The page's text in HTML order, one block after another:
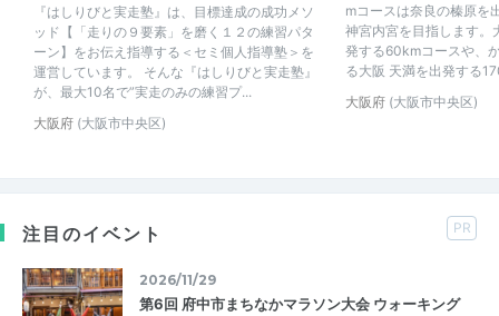
『はしりびと実走塾』は、目標達成の成功メソ
ッド【「走りの９要素」を磨く１２の練習パタ
ーン】をお伝え指導する＜セミ個人指導塾＞を
運営しています。 そんな『はしりびと実走塾』
が、最大10名で”実走のみの練習プ...
大阪府 (大阪市中央区)
mコースは奈良の榛原を
神宮内宮を目指します。
発する60kmコースや、
る大阪 天満を出発する
大阪府 (大阪市中央区)
注目のイベント PR
2026/11/29
第6回 府中市まちなかマラソン大会 ウォーキング